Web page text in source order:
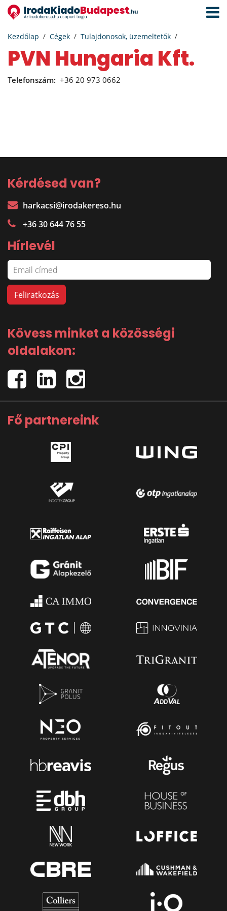
Kezdőlap Cégek Tulajdonosok, üzemeltetők
PVN Hungaria Kft.
Telefonszám: +36 20 973 0662
Kérdésed van?
harkacsi@irodakereso.hu
+36 30 644 76 55
Hírlevél
Kövess minket a közösségi
oldalakon:
Fő partnereink